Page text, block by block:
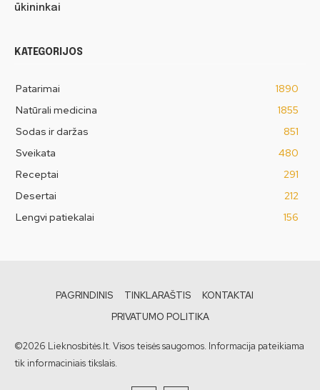
ūkininkai
KATEGORIJOS
Patarimai
1890
Natūrali medicina
1855
Sodas ir daržas
851
Sveikata
480
Receptai
291
Desertai
212
Lengvi patiekalai
156
PAGRINDINIS TINKLARAŠTIS
KONTAKTAI
PRIVATUMO POLITIKA
©2026 Lieknosbitės.lt. Visos teisės saugomos. Informacija pateikiama
tik informaciniais tikslais.